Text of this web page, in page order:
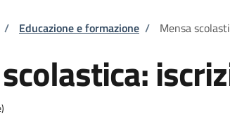
di pane
/ Educazione e formazione / Mensa